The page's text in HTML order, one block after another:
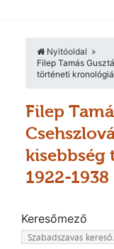
Nyitóoldal
Filep Tamás
történeti
Filep
1922-1938
Keresőmező